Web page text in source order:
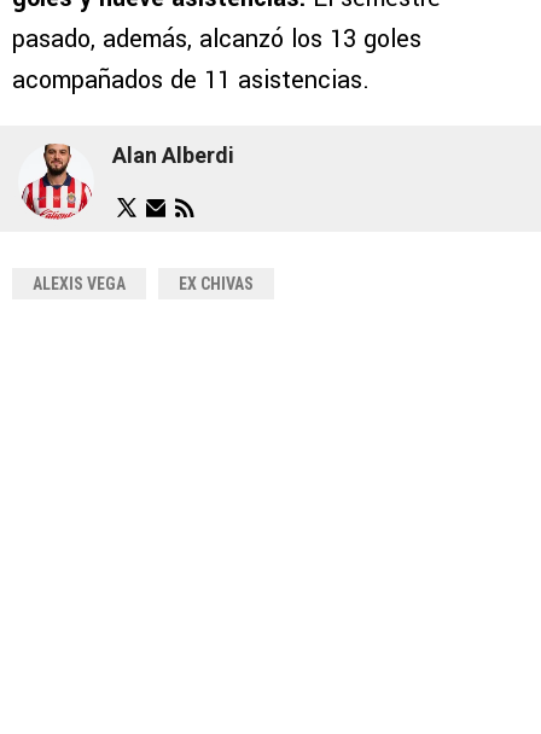
pasado, además, alcanzó los 13 goles
acompañados de 11 asistencias.
Alan Alberdi
ALEXIS VEGA EX CHIVAS